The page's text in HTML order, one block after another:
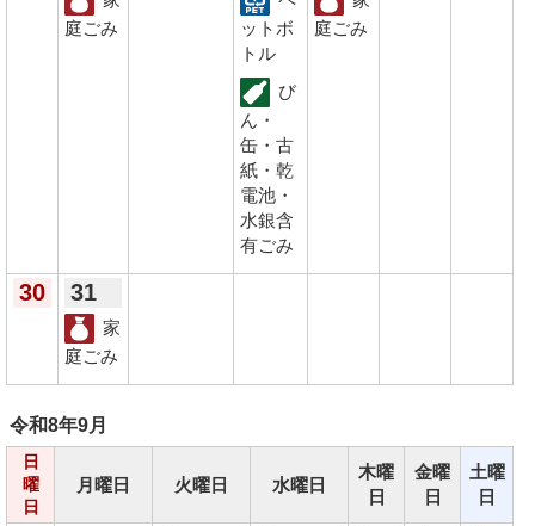
庭ごみ
ットボ
トル
び
ん・
缶・古
紙・乾
電池・
水銀含
有ごみ
庭ごみ
30 31
家
庭ごみ
令和8年9月
日
曜
日
月曜日 火曜日 水曜日
木曜
日
金曜
日
土曜
日